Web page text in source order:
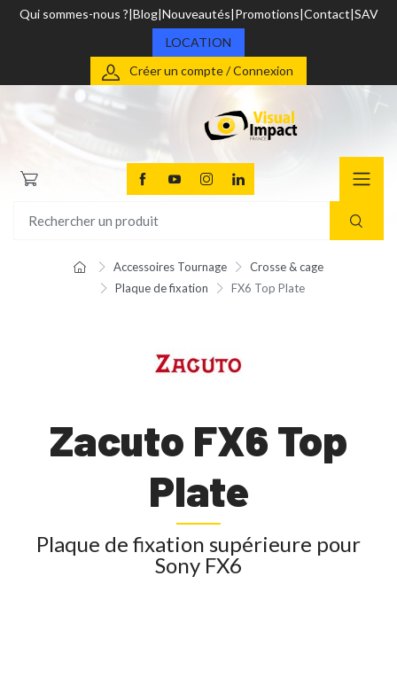
Qui sommes-nous ? Blog Nouveautés Promotions Contact SAV
LOCATION
Créer un compte / Connexion
Accessoires Tournage
Crosse & cage
Plaque de fixation
FX6 Top Plate
Zacuto FX6 Top
Plate
Plaque de fixation supérieure pour
Sony FX6